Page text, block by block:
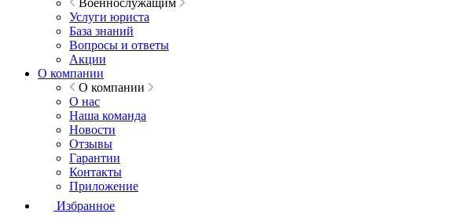
Военнослужащим
Услуги юриста
База знаний
Вопросы и ответы
Акции
О компании
О компании
О нас
Наша команда
Новости
Отзывы
Гарантии
Контакты
Приложение
Избранное